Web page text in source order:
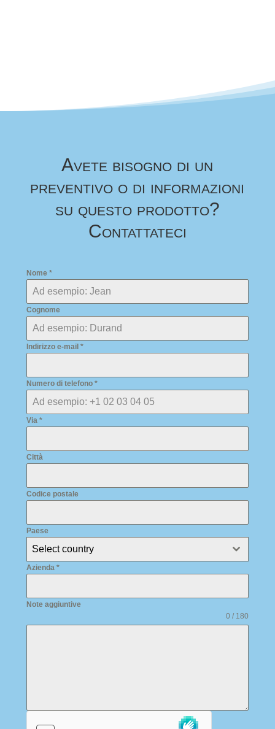
Avete bisogno di un
preventivo o di informazioni
su questo prodotto?
Contattateci
Nome *
Cognome
Indirizzo e-mail *
Numero di telefono *
Via *
Città
Codice postale
Paese
Select country
Azienda *
Note aggiuntive
0 / 180